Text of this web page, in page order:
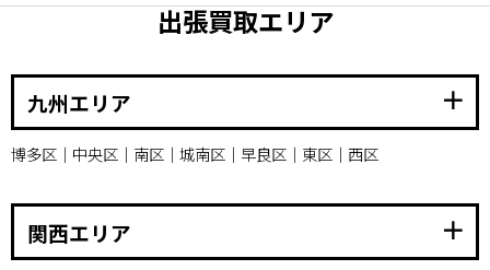
出張買取エリア
九州エリア add
博多区｜中央区｜南区｜城南区｜早良区｜東区｜西区
関西エリア add